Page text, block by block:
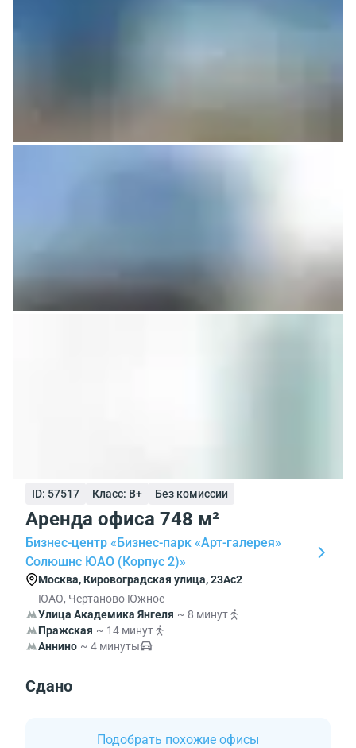
ID: 57517 Класс: B+ Без комиссии
Аренда офиса 748 м²
Бизнес-центр «Бизнес-парк «Арт-галерея»
Солюшнс ЮАО (Корпус 2)»
Москва, Кировоградская улица, 23Ас2
ЮАО, Чертаново Южное
Улица Академика Янгеля ~ 8 минут
Пражская ~ 14 минут
Аннино ~ 4 минуты
Сдано
Подобрать похожие офисы